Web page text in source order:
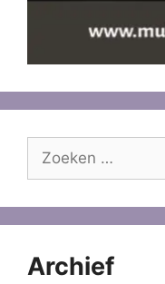
Zoek
Archief